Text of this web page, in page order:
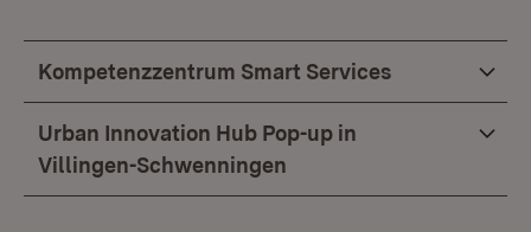
Kompetenzzentrum Smart Services
Urban Innovation Hub Pop-up in
Villingen-Schwenningen